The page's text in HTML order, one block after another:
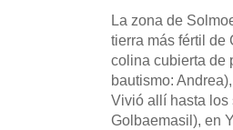
La zona de
tierra más fértil de
colina cubierta de
bautismo:
Vivió allí hasta los
Golbaemasil), en